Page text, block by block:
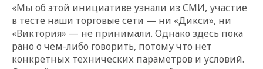
«Мы об этой инициативе узнали из СМИ, участие
в тесте наши торговые сети — ни «Дикси», ни
«Виктория» — не принимали. Однако здесь пока
рано о чем-либо говорить, потому что нет
конкретных технических параметров и условий.